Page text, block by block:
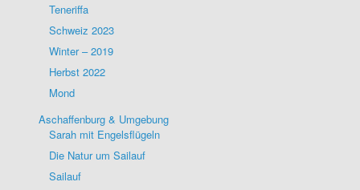
Teneriffa
Schweiz 2023
Winter – 2019
Herbst 2022
Mond
Aschaffenburg & Umgebung
Sarah mit Engelsflügeln
Die Natur um Sailauf
Sailauf